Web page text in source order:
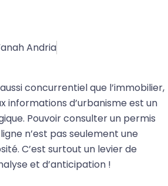
Andria
concurrentiel que l’immobilier,
informations d’urbanisme est un
Pouvoir consulter un permis
n’est pas seulement une
C’est surtout un levier de
et d’anticipation !